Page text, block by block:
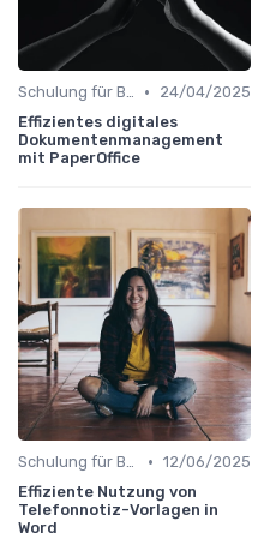
Schulung für Büroleiter •
24/04/2025
Effizientes digitales
Dokumentenmanagement
mit PaperOffice
Schulung für Büroleiter • 12/06/2025
Effiziente Nutzung von
Telefonnotiz-Vorlagen in
Word